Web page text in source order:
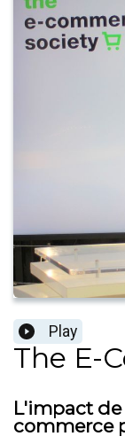
Play
The E-
L'impact de
commerce